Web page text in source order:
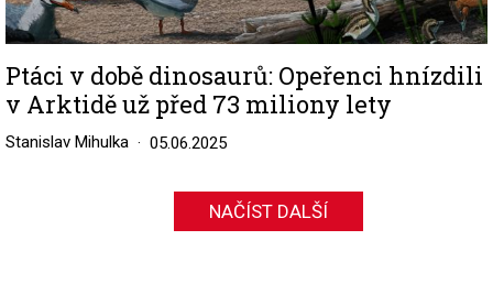
Ptáci v době dinosaurů: Opeřenci hnízdili
v Arktidě už před 73 miliony lety
Stanislav Mihulka 05.06.2025
NAČÍST DALŠÍ